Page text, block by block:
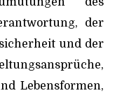
der
und der
Lebensformen,